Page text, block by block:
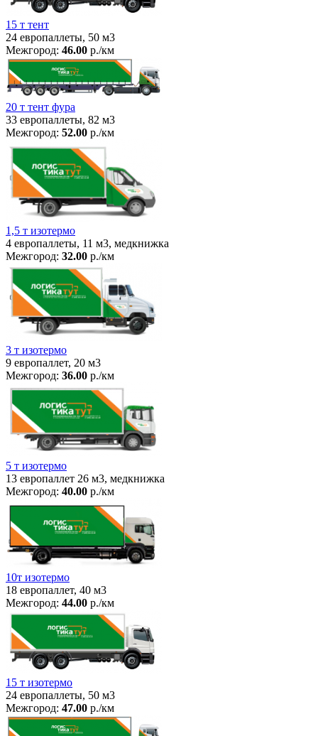
15 т тент
24 европаллеты, 50 м3
Межгород: 46.00 р./км
20 т тент фура
33 европаллеты, 82 м3
Межгород: 52.00 р./км
1,5 т изотермо
4 европаллеты, 11 м3, медкнижка
Межгород: 32.00 р./км
3 т изотермо
9 европаллет, 20 м3
Межгород: 36.00 р./км
5 т изотермо
13 европаллет 26 м3, медкнижка
Межгород: 40.00 р./км
10т изотермо
18 европаллет, 40 м3
Межгород: 44.00 р./км
15 т изотермо
24 европаллеты, 50 м3
Межгород: 47.00 р./км